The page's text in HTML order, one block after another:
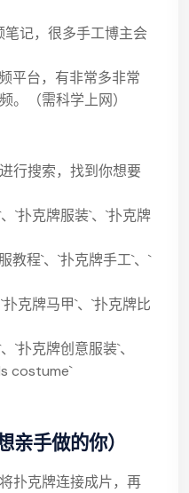
笔记，很多手工博主会
平台，有非常多非常
。（需科学上网）
行搜索，找到你想要
`扑克牌服装`、`扑克牌
教程`、`扑克牌手工`、`
扑克牌马甲`、`扑克牌比
`扑克牌创意服装`、
costume`
亲手做的你）
扑克牌连接成片，再